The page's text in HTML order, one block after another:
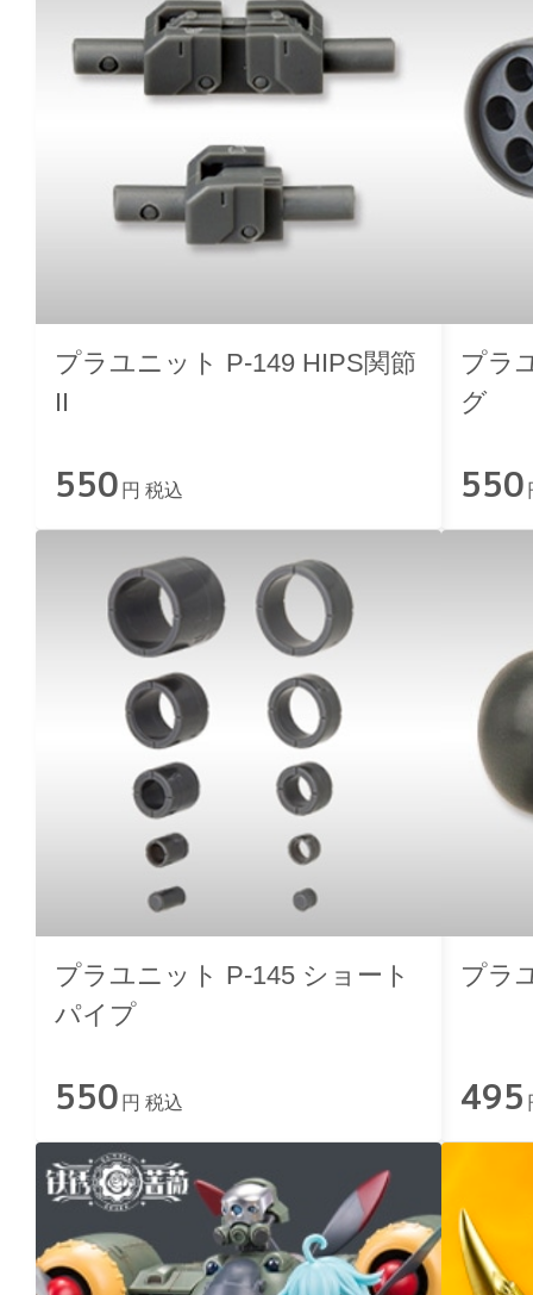
プラユニット P-149 HIPS関節
II
550 円 税込
プラ
グ
550
プラユニット P-145 ショート
パイプ
550 円 税込
プラ
495